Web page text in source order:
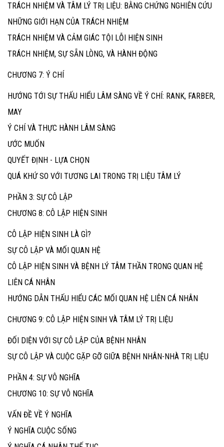
TRÁCH NHIỆM VÀ TÂM LÝ TRỊ LIỆU: BẰNG CHỨNG NGHIÊN CỨU
NHỮNG GIỚI HẠN CỦA TRÁCH NHIỆM
TRÁCH NHIỆM VÀ CẢM GIÁC TỘI LỖI HIỆN SINH
TRÁCH NHIỆM, SỰ SẴN LÒNG, VÀ HÀNH ĐỘNG
CHƯƠNG 7: Ý CHÍ
HƯỚNG TỚI SỰ THẤU HIỂU LÂM SÀNG VỀ Ý CHÍ: RANK, FARBER,
MAY
Ý CHÍ VÀ THỰC HÀNH LÂM SÀNG
ƯỚC MUỐN
QUYẾT ĐỊNH - LỰA CHỌN
QUÁ KHỨ SO VỚI TƯƠNG LAI TRONG TRỊ LIỆU TÂM LÝ
PHẦN 3: SỰ CÔ LẬP
CHƯƠNG 8: CÔ LẬP HIỆN SINH
CÔ LẬP HIỆN SINH LÀ GÌ?
SỰ CÔ LẬP VÀ MỐI QUAN HỆ
CÔ LẬP HIỆN SINH VÀ BỆNH LÝ TÂM THẦN TRONG QUAN HỆ
LIÊN CÁ NHÂN
HƯỚNG DẪN THẤU HIỂU CÁC MỐI QUAN HỆ LIÊN CÁ NHÂN
CHƯƠNG 9: CÔ LẬP HIỆN SINH VÀ TÂM LÝ TRỊ LIỆU
ĐỐI DIỆN VỚI SỰ CÔ LẬP CỦA BỆNH NHÂN
SỰ CÔ LẬP VÀ CUỘC GẶP GỠ GIỮA BỆNH NHÂN-NHÀ TRỊ LIỆU
PHẦN 4: SỰ VÔ NGHĨA
CHƯƠNG 10: SỰ VÔ NGHĨA
VẤN ĐỀ VỀ Ý NGHĨA
Ý NGHĨA CUỘC SỐNG